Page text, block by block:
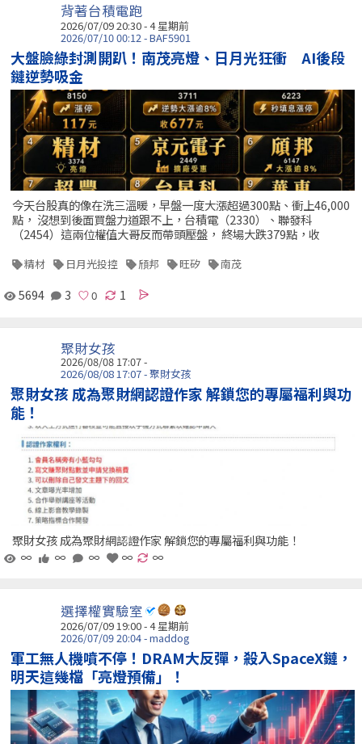
背著台積電跑
2026/07/09 20:30 - 4 星期前
2026/07/10 00:12 - BAF5901
大盤臉綠封測開趴！南茂亮燈、日月光狂衝 AI後段
鏈逆勢吸金
今天台股真的像在洗三溫暖，早盤一度大漲超過300點、衝上46,000
點， 沒想到後面買盤力道跟不上，台積電（2330）、聯發科
（2454）這兩位權值大哥反而帶頭壓盤， 終場大跌379點，收
精材 日月光投控 頎邦 旺矽 南茂
5694 3 1
聚財女孩
2026/08/08 17:07 -
2026/08/08 17:07 - 聚財女孩
聚財女孩 成為聚財網認證作家 解鎖您的專屬福利與功
能！
聚財女孩 成為聚財網認證作家 解鎖您的專屬福利與功能！
∞
∞ ∞ ∞ ∞
選擇權實驗室
2026/07/09 19:00 - 4 星期前
2026/07/09 20:04 - maddog
軍工無人機噴不停！DRAM大反彈，殺入SpaceX鏈，
明天這幾檔「亮燈預備」！